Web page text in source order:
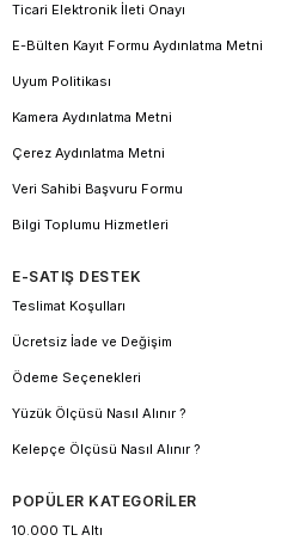
Ticari Elektronik İleti Onayı
E-Bülten Kayıt Formu Aydınlatma Metni
Uyum Politikası
Kamera Aydınlatma Metni
Çerez Aydınlatma Metni
Veri Sahibi Başvuru Formu
Bilgi Toplumu Hizmetleri
E-SATIŞ DESTEK
Teslimat Koşulları
Ücretsiz İade ve Değişim
Ödeme Seçenekleri
Yüzük Ölçüsü Nasıl Alınır ?
Kelepçe Ölçüsü Nasıl Alınır ?
POPÜLER KATEGORİLER
10.000 TL Altı